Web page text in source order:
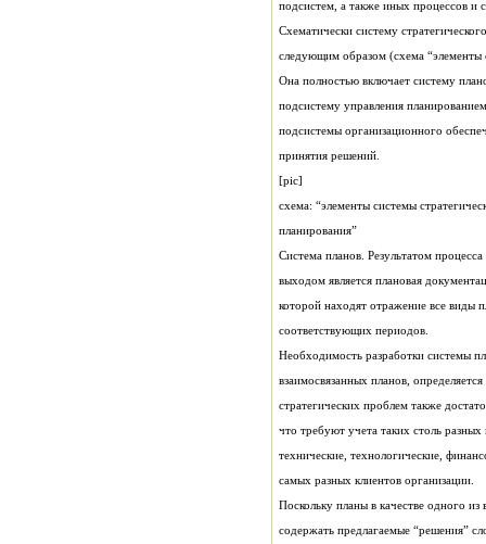
подсистем, а также иных процессов и
следующим образом (схема “элементы
принятия решений.
[pic]
схема: “элементы системы
планирования”
Система планов. Результатом
соответствующих периодов.
самых разных клиентов организации.